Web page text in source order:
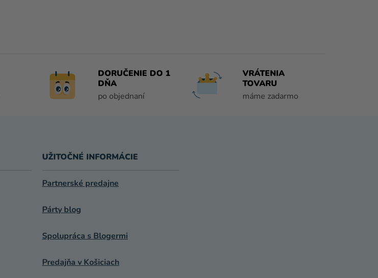
DORUČENIE DO 1
DŇA
po objednaní
VRÁTENIA
TOVARU
máme zadarmo
UŽITOČNÉ INFORMÁCIE
Partnerské predajne
Párty blog
Spolupráca s Blogermi
Predajňa v Košiciach